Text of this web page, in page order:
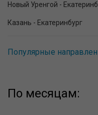
Новый Уренгой -
Казань - Екатеринбург
Популярные
По месяцам: